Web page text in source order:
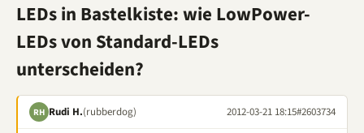
LEDs in Bastelkiste: wie LowPower-
LEDs von Standard-LEDs
unterscheiden?
RH Rudi H.(rubberdog) 2012-03-21 18:15#2603734